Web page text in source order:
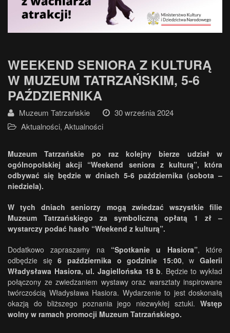
WEEKEND SENIORA Z KULTURĄ
W MUZEUM TATRZAŃSKIM, 5-6
PAŹDZIERNIKA
Muzeum Tatrzańskie
30 września 2024
Aktualności, Aktualności
Muzeum Tatrzańskie po raz kolejny bierze udział w
ogólnopolskiej akcji “Weekend seniora z kulturą”, która
odbywać się będzie w dniach 5-6 października (sobota –
niedziela).
W tych dniach seniorzy mogą zwiedzać wszystkie filie
Muzeum Tatrzańskiego za symboliczną opłatą 1 zł –
wystarczy podać hasło “Weekend z kulturą”.
Dodatkowo zapraszamy na “Spotkanie u Hasiora”, które
odbędzie się6 października o godzinie 15:00, w Galerii
Władysława Hasiora, ul. Jagiellońska 18 b. Będzie to wykład
połączony ze zwiedzaniem wystawy oraz warsztaty inspirowane
twórczością Władysława Hasiora. Wydarzenie to jest doskonałą
okazją do bliższego poznania jego niezwykłej sztuki. Wstęp
wolny w ramach promocji Muzeum Tatrzańskiego.